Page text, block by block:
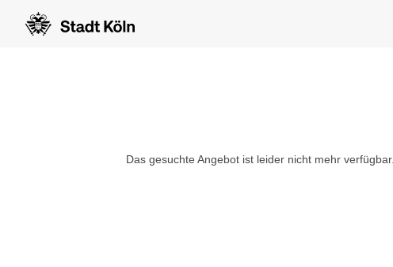
Das gesuchte Angebot ist leider nicht mehr verfügbar.